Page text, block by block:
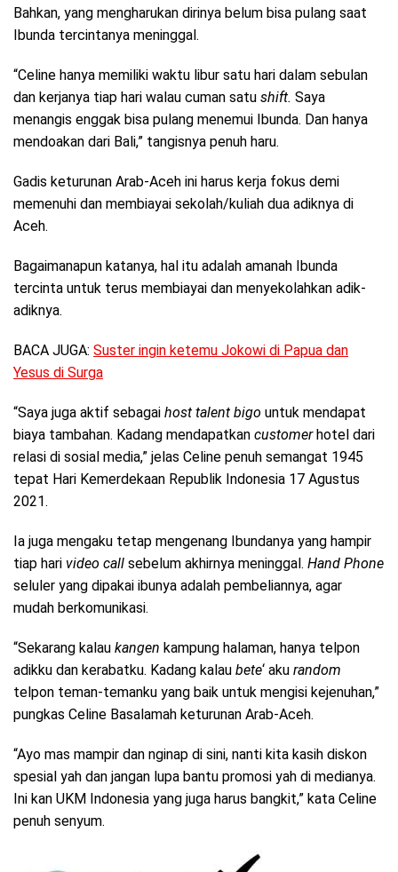
Bahkan, yang mengharukan dirinya belum bisa pulang saat
Ibunda tercintanya meninggal.
“Celine hanya memiliki waktu libur satu hari dalam sebulan
dan kerjanya tiap hari walau cuman satu shift. Saya
menangis enggak bisa pulang menemui Ibunda. Dan hanya
mendoakan dari Bali,” tangisnya penuh haru.
Gadis keturunan Arab-Aceh ini harus kerja fokus demi
memenuhi dan membiayai sekolah/kuliah dua adiknya di
Aceh.
Bagaimanapun katanya, hal itu adalah amanah Ibunda
tercinta untuk terus membiayai dan menyekolahkan adik-
adiknya.
BACA JUGA: Suster ingin ketemu Jokowi di Papua dan
Yesus di Surga
“Saya juga aktif sebagai host talent bigo untuk mendapat
biaya tambahan. Kadang mendapatkan customerhotel dari
relasi di sosial media,” jelas Celine penuh semangat 1945
tepat Hari Kemerdekaan Republik Indonesia 17 Agustus
2021.
Ia juga mengaku tetap mengenang Ibundanya yang hampir
tiap hari video call sebelum akhirnya meninggal. Hand Phone
seluler yang dipakai ibunya adalah pembeliannya, agar
mudah berkomunikasi.
“Sekarang kalau kangen kampung halaman, hanya telpon
adikku dan kerabatku. Kadang kalau bete‘ aku random
telpon teman-temanku yang baik untuk mengisi kejenuhan,”
pungkas Celine Basalamah keturunan Arab-Aceh.
“Ayo mas mampir dan nginap di sini, nanti kita kasih diskon
spesial yah dan jangan lupa bantu promosi yah di medianya.
Ini kan UKM Indonesia yang juga harus bangkit,” kata Celine
penuh senyum.